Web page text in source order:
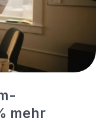
mehr